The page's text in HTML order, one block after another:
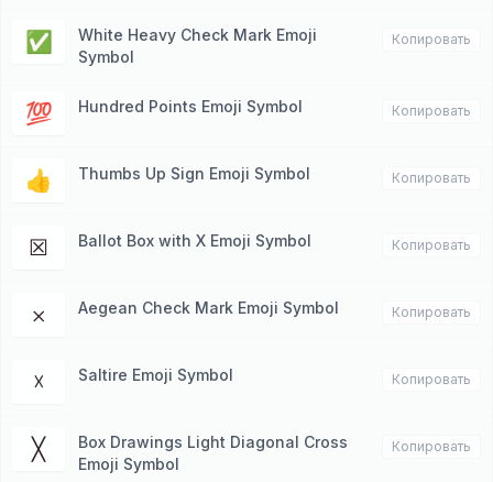
✅
White Heavy Check Mark Emoji
Symbol
Копировать
💯 Hundred Points Emoji Symbol Копировать
👍 Thumbs Up Sign Emoji Symbol Копировать
☒ Ballot Box with X Emoji Symbol Копировать
𐄂 Aegean Check Mark Emoji Symbol Копировать
☓ Saltire Emoji Symbol Копировать
╳
Box Drawings Light Diagonal Cross
Emoji Symbol
Копировать